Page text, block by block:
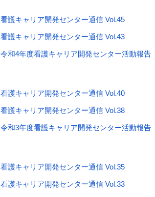
看護キャリア開発センター通信 Vol.45
看護キャリア開発センター通信 Vol.43
令和4年度看護キャリア開発センター活動報告
看護キャリア開発センター通信 Vol.40
看護キャリア開発センター通信 Vol.38
令和3年度看護キャリア開発センター活動報告
看護キャリア開発センター通信 Vol.35
看護キャリア開発センター通信 Vol.33